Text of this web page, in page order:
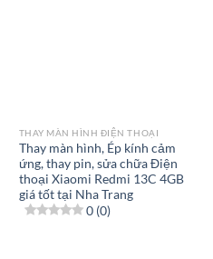
THAY MÀN HÌNH ĐIỆN THOẠI
Thay màn hình, Ép kính cảm
ứng, thay pin, sửa chữa Điện
thoại Xiaomi Redmi 13C 4GB
giá tốt tại Nha Trang
0 (0)